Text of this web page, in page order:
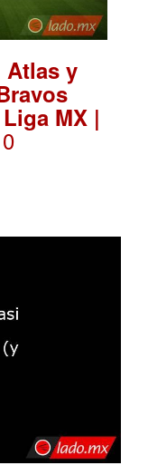
Atlas y
MX |